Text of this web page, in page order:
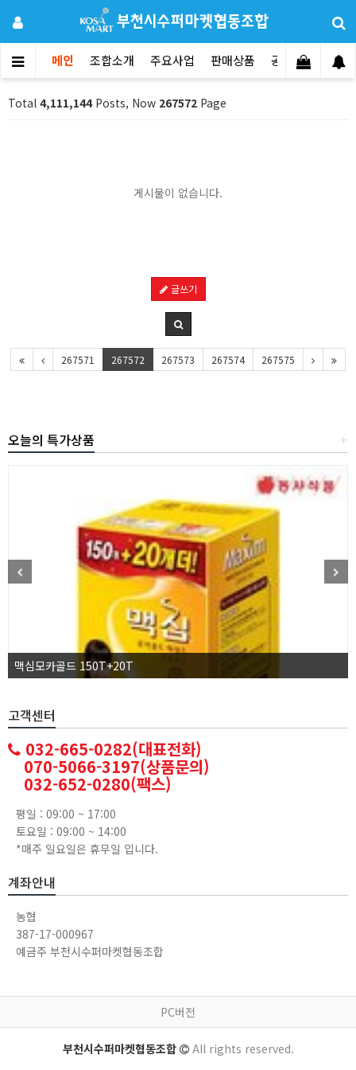
메인 조합소개 주요사업 판매상품 공지사항 문
Total 4,111,144Posts, Now 267572 Page
게시물이 없습니다.
글쓰기
267571 267572 267573 267574 267575
+
오늘의 특가상품
맥심모카골드 150T+20T
고객센터
032-665-0282(대표전화)
070-5066-3197(상품문의)
032-652-0280(팩스)
평일 : 09:00 ~ 17:00
토요일 : 09:00 ~ 14:00
*매주 일요일은 휴무일 입니다.
계좌안내
농협
387-17-000967
예금주 부천시수퍼마켓협동조합
PC버전
부천시수퍼마켓협동조합 All rights reserved.